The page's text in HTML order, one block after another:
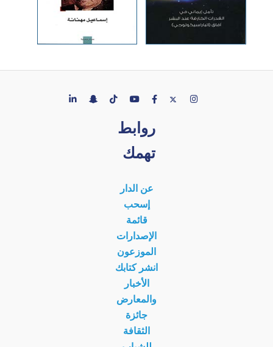
روابط
تهمك
عن الدار
إسحب
قائمة
الإصدارات
الموزعون
انشر كتابك
الأخبار
والمعارض
جائزة
الثقافة